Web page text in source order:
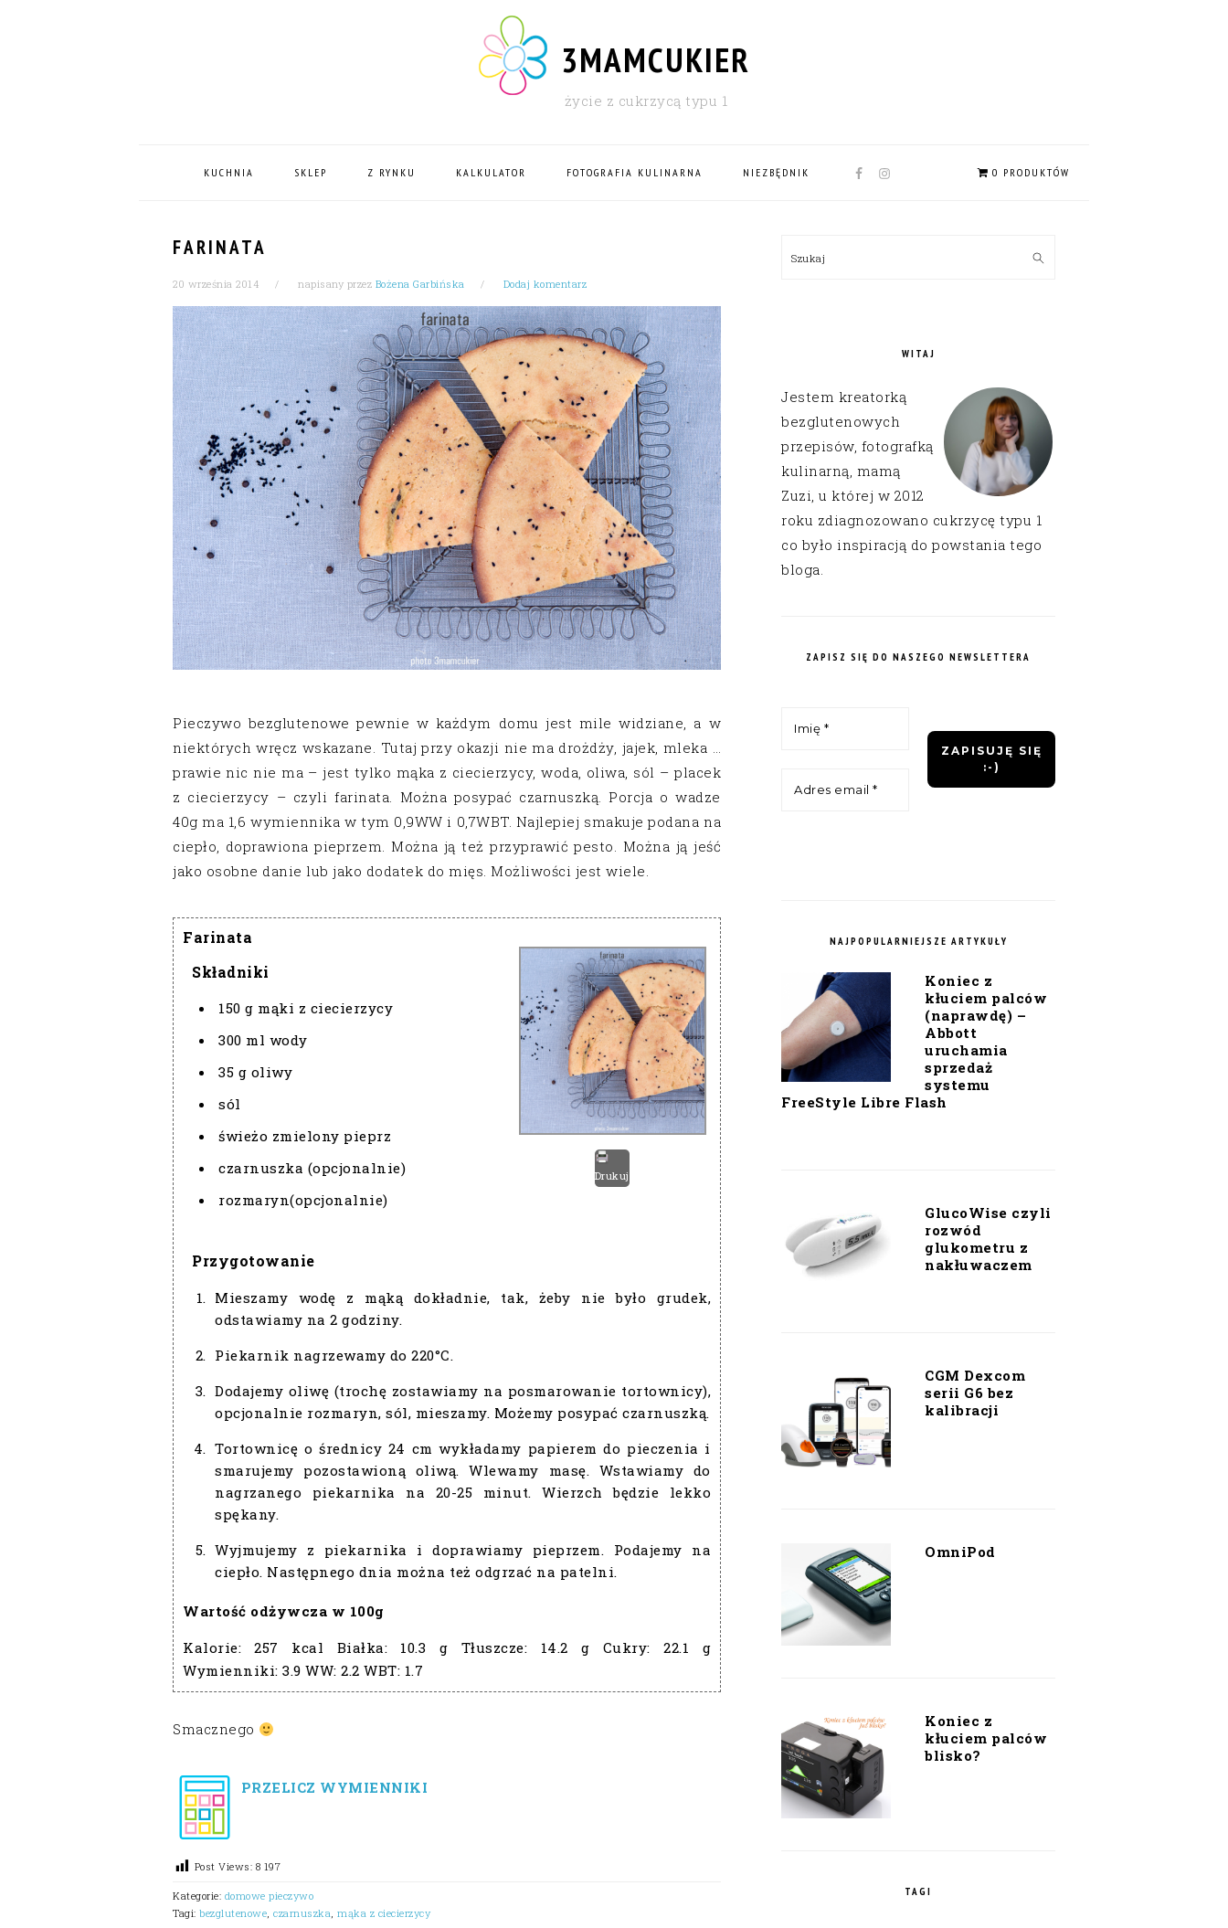
3MAMCUKIER
życie z cukrzycą typu 1
KUCHNIA SKLEP Z RYNKU KALKULATOR FOTOGRAFIA KULINARNA NIEZBĘDNIK
NAV
0 PRODUKTÓW
FARINATA
20 września 2014 napisany przez Bożena Garbińska Dodaj komentarz
Pieczywo bezglutenowe pewnie w każdym domu jest mile widziane, a w
niektórych wręcz wskazane. Tutaj przy okazji nie ma drożdży, jajek, mleka …
prawie nic nie ma – jest tylko mąka z ciecierzycy, woda, oliwa, sól – placek
z ciecierzycy – czyli farinata. Można posypać czarnuszką. Porcja o wadze
40g ma 1,6 wymiennika w tym 0,9WW i 0,7WBT. Najlepiej smakuje podana na
ciepło, doprawiona pieprzem. Można ją też przyprawić pesto. Można ją jeść
jako osobne danie lub jako dodatek do mięs. Możliwości jest wiele.
Farinata
Drukuj
Składniki
150 g mąki z ciecierzycy
300 ml wody
35 g oliwy
sól
świeżo zmielony pieprz
czarnuszka (opcjonalnie)
rozmaryn(opcjonalnie)
Przygotowanie
Mieszamy wodę z mąką dokładnie, tak, żeby nie było grudek,
odstawiamy na 2 godziny.
Piekarnik nagrzewamy do 220°C.
Dodajemy oliwę (trochę zostawiamy na posmarowanie tortownicy),
opcjonalnie rozmaryn, sól, mieszamy. Możemy posypać czarnuszką.
Tortownicę o średnicy 24 cm wykładamy papierem do pieczenia i
smarujemy pozostawioną oliwą. Wlewamy masę. Wstawiamy do
nagrzanego piekarnika na 20-25 minut. Wierzch będzie lekko
spękany.
Wyjmujemy z piekarnika i doprawiamy pieprzem. Podajemy na
ciepło. Następnego dnia można też odgrzać na patelni.
Wartość odżywcza w 100g
Kalorie:257 kcal Białka: 10.3 g Tłuszcze: 14.2 g Cukry:22.1 g
Wymienniki: 3.9 WW: 2.2 WBT: 1.7
Smacznego
PRZELICZ WYMIENNIKI
Post Views: 8 197
Kategorie: domowe pieczywo
Tagi: bezglutenowe, czarnuszka, mąka z ciecierzycy
SIDEBAR
Szukaj
WITAJ
Jestem kreatorką
bezglutenowych
przepisów, fotografką
kulinarną, mamą
Zuzi, u której w 2012
roku zdiagnozowano cukrzycę typu 1
co było inspiracją do powstania tego
bloga.
ZAPISZ SIĘ DO NASZEGO NEWSLETTERA
NAJPOPULARNIEJSZE ARTYKUŁY
Koniec z
kłuciem palców
(naprawdę) –
Abbott
uruchamia
sprzedaż
systemu
FreeStyle Libre Flash
GlucoWise czyli
rozwód
glukometru z
nakłuwaczem
CGM Dexcom
serii G6 bez
kalibracji
OmniPod
Koniec z
kłuciem palców
blisko?
TAGI